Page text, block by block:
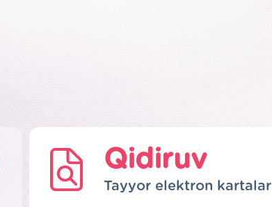
Qidiruv
Tayyor elektron kartalar